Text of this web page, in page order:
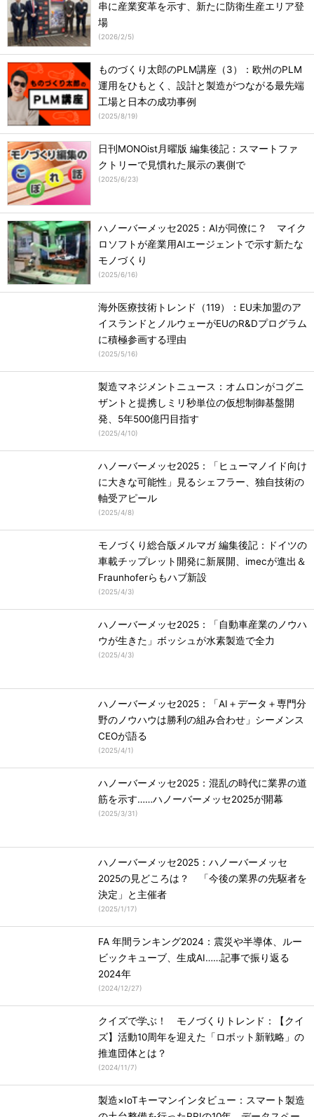
串に産業変革を示す、新たに防衛生産エリア登
場
(2026/2/5)
ものづくり太郎のPLM講座（3）：欧州のPLM
運用をひもとく、設計と製造がつながる最先端
工場と日本の成功事例
(2025/8/19)
日刊MONOist月曜版 編集後記：スマートファ
クトリーで見慣れた展示の裏側で
(2025/6/23)
ハノーバーメッセ2025：AIが同僚に？ マイク
ロソフトが産業用AIエージェントで示す新たな
モノづくり
(2025/6/16)
海外医療技術トレンド（119）：EU未加盟のア
イスランドとノルウェーがEUのR&Dプログラム
に積極参画する理由
(2025/5/16)
製造マネジメントニュース：オムロンがコグニ
ザントと提携しミリ秒単位の仮想制御基盤開
発、5年500億円目指す
(2025/4/10)
ハノーバーメッセ2025：「ヒューマノイド向け
に大きな可能性」見るシェフラー、独自技術の
軸受アピール
(2025/4/8)
モノづくり総合版メルマガ 編集後記：ドイツの
車載チップレット開発に新展開、imecが進出＆
Fraunhoferらもハブ新設
(2025/4/3)
ハノーバーメッセ2025：「自動車産業のノウハ
ウが生きた」ボッシュが水素製造で全力
(2025/4/3)
ハノーバーメッセ2025：「AI＋データ＋専門分
野のノウハウは勝利の組み合わせ」シーメンス
CEOが語る
(2025/4/1)
ハノーバーメッセ2025：混乱の時代に業界の道
筋を示す……ハノーバーメッセ2025が開幕
(2025/3/31)
ハノーバーメッセ2025：ハノーバーメッセ
2025の見どころは？ 「今後の業界の先駆者を
決定」と主催者
(2025/1/17)
FA 年間ランキング2024：震災や半導体、ルー
ビックキューブ、生成AI……記事で振り返る
2024年
(2024/12/27)
クイズで学ぶ！ モノづくりトレンド：【クイ
ズ】活動10周年を迎えた「ロボット新戦略」の
推進団体とは？
(2024/11/7)
製造×IoTキーマンインタビュー：スマート製造